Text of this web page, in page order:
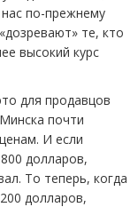
по-прежнему
«дозревают» те, кто
высокий курс
для продавцов
почти
И если
долларов,
То теперь, когда
долларов,